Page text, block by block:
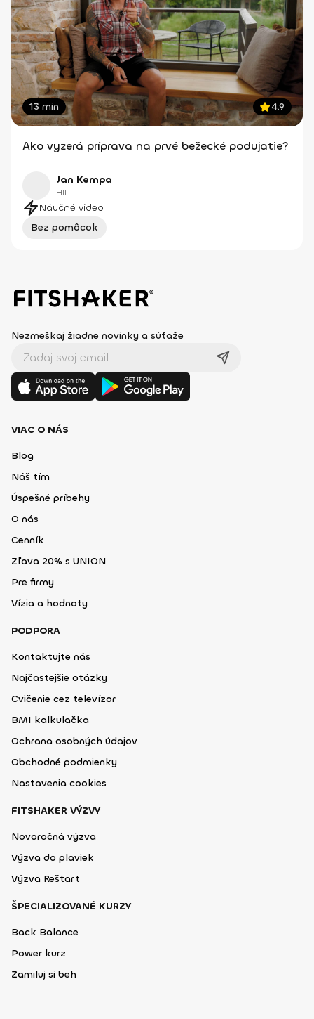
13 min 4.9
Ako vyzerá príprava na prvé bežecké podujatie?
Jan Kempa
HIIT
Náučné video
Bez pomôcok
Nezmeškaj žiadne novinky a súťaže
VIAC O NÁS
Blog
Náš tím
Úspešné príbehy
O nás
Cenník
Zľava 20% s UNION
Pre firmy
Vízia a hodnoty
PODPORA
Kontaktujte nás
Najčastejšie otázky
Cvičenie cez televízor
BMI kalkulačka
Ochrana osobných údajov
Obchodné podmienky
Nastavenia cookies
FITSHAKER VÝZVY
Novoročná výzva
Výzva do plaviek
Výzva Reštart
ŠPECIALIZOVANÉ KURZY
Back Balance
Power kurz
Zamiluj si beh